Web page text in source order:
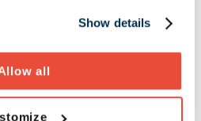
Show details
all
FABIAN SCHLICHT